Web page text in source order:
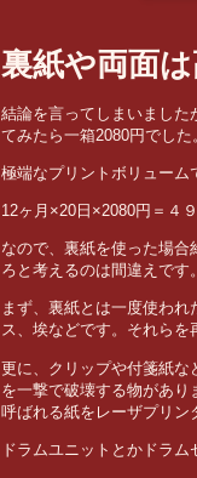
裏紙や両面は
結論を言ってしまいました
てみたら一箱2080円でし
極端なプリントボリューム
12ヶ月×20日×2080円＝４
なので、裏紙を使った場
ろと考えるのは間違えです。
まず、裏紙とは一度使わ
ス、埃などです。それらを
更に、クリップや付箋紙な
を一撃で破壊する物があり
呼ばれる紙をレーザプリン
ドラムユニットとかドラ